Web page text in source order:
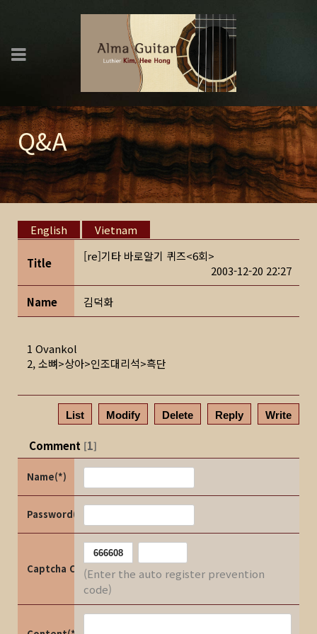
Q&A
English Vietnam
Title
[re]기타 바로알기 퀴즈<6회>
2003-12-20 22:27
Name 김덕화
1 Ovankol
2, 소뼈>상아>인조대리석>흑단
List Modify Delete Reply Write
Comment [1]
Name(*)
Password(*)
Captcha Code(Enter the auto register prevention
code)